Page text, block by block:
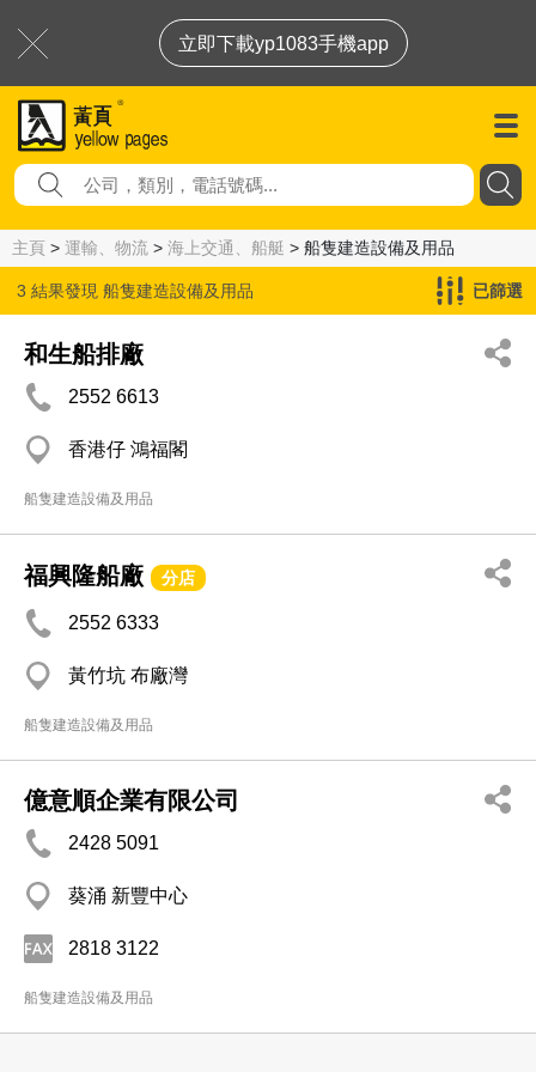
立即下載yp1083手機app
主頁 > 運輸、物流 > 海上交通、船艇 > 船隻建造設備及用品
3 結果發現 船隻建造設備及用品 已篩選
和生船排廠
2552 6613
香港仔 鴻福閣
船隻建造設備及用品
福興隆船廠 分店
2552 6333
黃竹坑 布廠灣
船隻建造設備及用品
億意順企業有限公司
2428 5091
葵涌 新豐中心
2818 3122
船隻建造設備及用品